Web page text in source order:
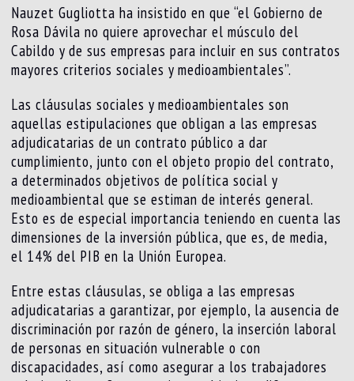
Nauzet Gugliotta ha insistido en que “el Gobierno de
Rosa Dávila no quiere aprovechar el músculo del
Cabildo y de sus empresas para incluir en sus contratos
mayores criterios sociales y medioambientales”.
Las cláusulas sociales y medioambientales son
aquellas estipulaciones que obligan a las empresas
adjudicatarias de un contrato público a dar
cumplimiento, junto con el objeto propio del contrato,
a determinados objetivos de política social y
medioambiental que se estiman de interés general.
Esto es de especial importancia teniendo en cuenta las
dimensiones de la inversión pública, que es, de media,
el 14% del PIB en la Unión Europea.
Entre estas cláusulas, se obliga a las empresas
adjudicatarias a garantizar, por ejemplo, la ausencia de
discriminación por razón de género, la inserción laboral
de personas en situación vulnerable o con
discapacidades, así como asegurar a los trabajadores